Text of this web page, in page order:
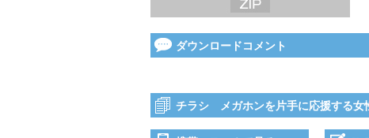
ダウンロードコメント
チラシ メガホンを片手に応援する女